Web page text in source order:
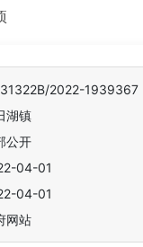
2022-1939367
湖镇
公开
04-01
04-01
网站